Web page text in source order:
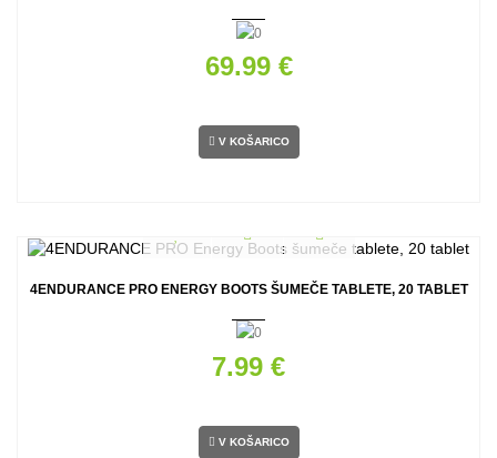
69.99 €
V KOŠARICO
4ENDURANCE PRO ENERGY BOOTS ŠUMEČE TABLETE, 20 TABLET
7.99 €
V KOŠARICO